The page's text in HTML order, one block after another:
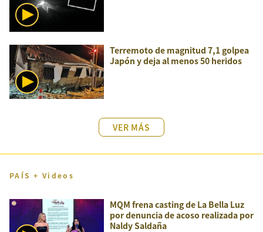
Terremoto de magnitud 7,1 golpea
Japón y deja al menos 50 heridos
VER MÁS
PAÍS + Videos
MQM frena casting de La Bella Luz
por denuncia de acoso realizada por
Naldy Saldaña